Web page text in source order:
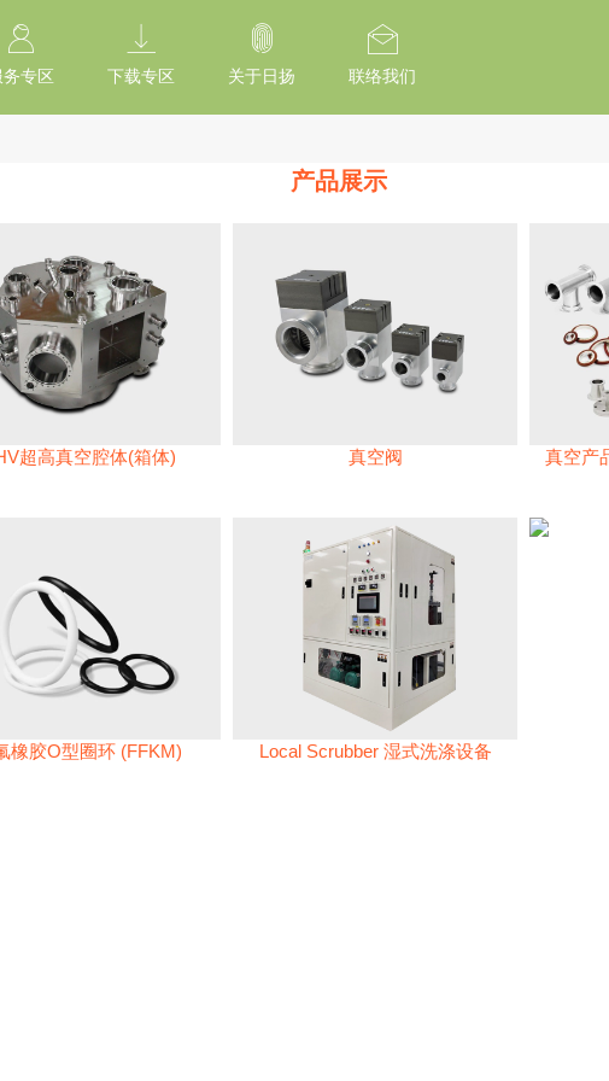
Of Subresource Integrity /*
务专区 下载专区 关于日扬 联络我们
产品展示
超高真空腔体(箱体) 真空阀 真空产
橡胶O型圈环 (FFKM) Local Scrubber 湿式洗涤设备